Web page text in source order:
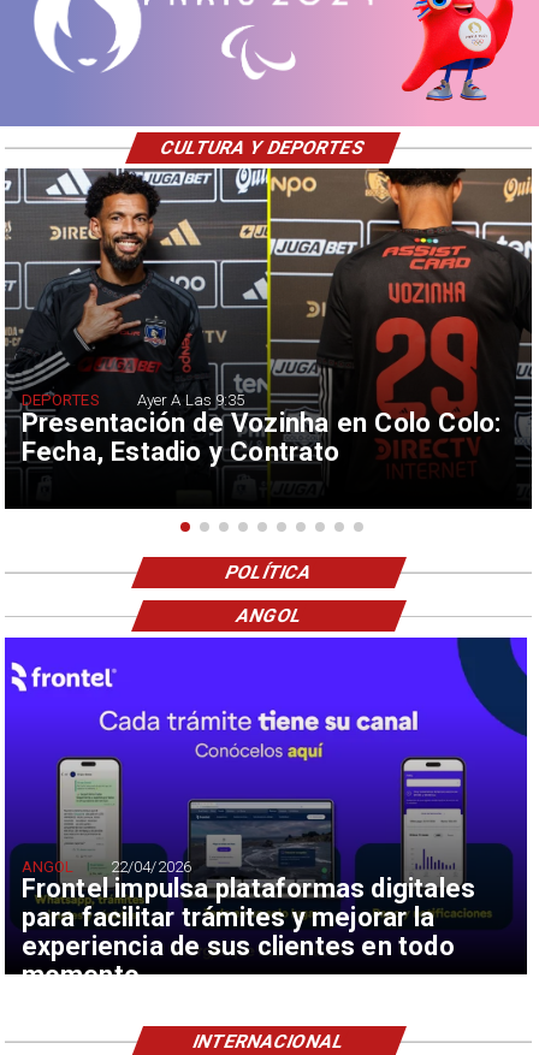
Presentación de Vozinha en Colo Colo:
Fecha, Estadio y Contrato
DEPORTES Ayer A Las 9:35
CULTURA Y DEPORTES
POLÍTICA
Frontel impulsa plataformas digitales
para facilitar trámites y mejorar la
experiencia de sus clientes en todo
momento
ANGOL 22/04/2026
ANGOL
INTERNACIONAL